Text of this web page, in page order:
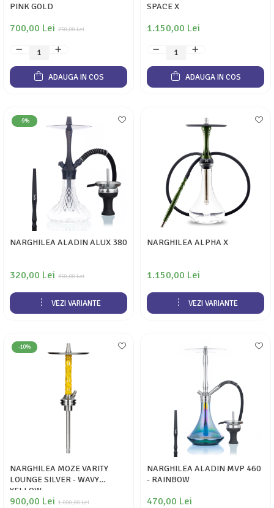
PINK GOLD
750,00 Lei
700,00 Lei
ADAUGA IN COS
SPACE X
1.150,00 Lei
ADAUGA IN COS
-9%
NARGHILEA ALADIN ALUX 380
350,00 Lei
320,00 Lei
VEZI VARIANTE
NARGHILEA ALPHA X
1.150,00 Lei
VEZI VARIANTE
-10%
NARGHILEA MOZE VARITY
LOUNGE SILVER - WAVY
YELLOW
1.000,00 Lei
900,00 Lei
NARGHILEA ALADIN MVP 460
- RAINBOW
470,00 Lei